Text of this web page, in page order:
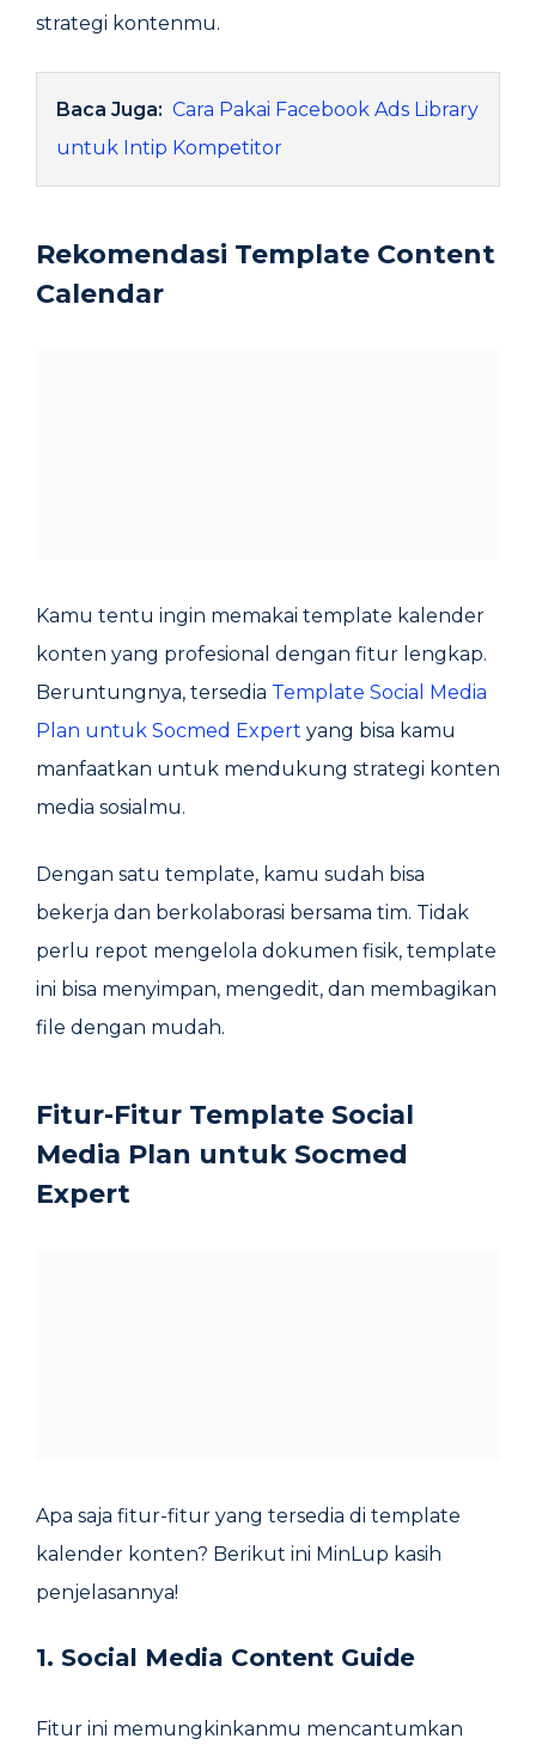
strategi kontenmu.
Baca Juga: Cara Pakai Facebook Ads Library
untuk Intip Kompetitor
Rekomendasi Template Content
Calendar
Kamu tentu ingin memakai template kalender
konten yang profesional dengan fitur lengkap.
Beruntungnya, tersedia Template Social Media
Plan untuk Socmed Expert yang bisa kamu
manfaatkan untuk mendukung strategi konten
media sosialmu.
Dengan satu template, kamu sudah bisa
bekerja dan berkolaborasi bersama tim. Tidak
perlu repot mengelola dokumen fisik, template
ini bisa menyimpan, mengedit, dan membagikan
file dengan mudah.
Fitur-Fitur Template Social
Media Plan untuk Socmed
Expert
Apa saja fitur-fitur yang tersedia di template
kalender konten? Berikut ini MinLup kasih
penjelasannya!
1. Social Media Content Guide
Fitur ini memungkinkanmu mencantumkan